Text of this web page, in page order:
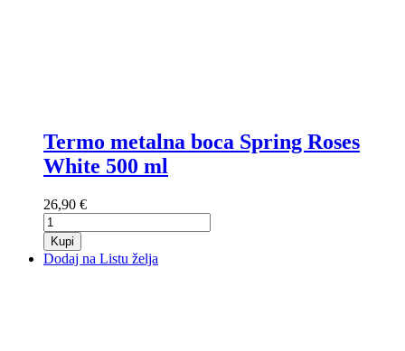
Termo metalna boca Spring Roses
White 500 ml
26,90 €
Kupi
Dodaj na Listu želja